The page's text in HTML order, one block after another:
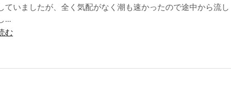
ていましたが、全く気配がなく潮も速かったので途中から流し
...
む